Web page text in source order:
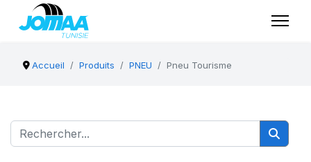
Accueil Produits PNEU Pneu Tourisme